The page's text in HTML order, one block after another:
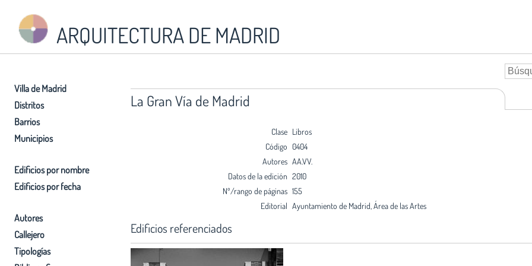
ARQUITECTURA DE MADRID
Villa de Madrid
Distritos
Barrios
Municipios
Edificios por nombre
Edificios por fecha
Autores
Callejero
Tipologías
La Gran Vía de Madrid
Clase Libros
Código 0404
Autores AA.VV.
Datos de la edición 2010
Nº/rango de páginas 155
Editorial Ayuntamiento de Madrid, Área de las Artes
Edificios referenciados